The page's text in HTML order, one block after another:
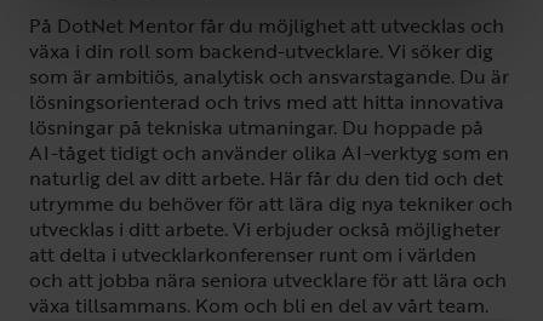
På DotNet Mentor får du möjlighet att utvecklas och
växa i din roll som backend-utvecklare. Vi söker dig
som är ambitiös, analytisk och ansvarstagande. Du är
lösningsorienterad och trivs med att hitta innovativa
lösningar på tekniska utmaningar. Du hoppade på
AI-tåget tidigt och använder olika AI-verktyg som en
naturlig del av ditt arbete. Här får du den tid och det
utrymme du behöver för att lära dig nya tekniker och
utvecklas i ditt arbete. Vi erbjuder också möjligheter
att delta i utvecklarkonferenser runt om i världen
och att jobba nära seniora utvecklare för att lära och
växa tillsammans. Kom och bli en del av vårt team.